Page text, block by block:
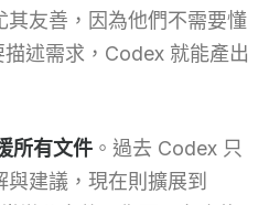
友善，因為他們不需要懂
述需求，Codex 就能產出
所有文件。過去 Codex 只
建議，現在則擴展到